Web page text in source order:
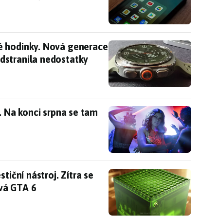
hodinky. Nová generace Samsung Galaxy
hodinky. Nová generace
nedostatky
Na konci srpna se tam objeví velká ukázka
konci srpna se tam
nástroj. Zítra se můžeme dozvědět, jak se
nástroj. Zítra se
GTA 6